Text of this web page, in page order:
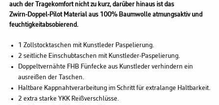
auch der Tragekomfort nicht zu kurz, darüber hinaus ist das
Zwirn-Doppel-Pilot Material aus 100% Baumwolle atmungsaktiv und
feuchtigkeitabsobierend.
1 Zollstocktaschen mit Kunstleder Paspelierung.
2 seitliche Einschubtaschen mit Kunstleder-Paspelierung.
Doppeltvernähte FHB Fünfecke aus Kunstleder verhindern ein
ausreißen der Taschen.
Haltbare Kappnahtverarbeitung im Schritt für extralange Haltbarkeit.
2 extra starke YKK Reißverschlüsse.